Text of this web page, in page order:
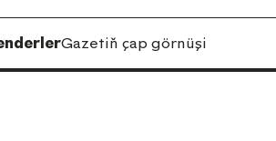
Gazetiň çap görnüşi